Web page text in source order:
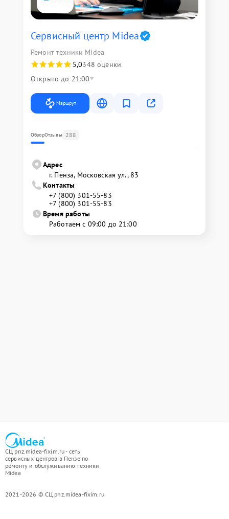
Сервисный центр Midea
Ремонт техники Midea
5,0348 оценки
Открыто до 21:00
Маршрут
ОбзорОтзывы 288
Адрес
г. Пенза, Московская ул., 83
Контакты
+7 (800) 301-55-83
+7 (800) 301-55-83
Время работы
Работаем с 09:00 до 21:00
СЦ pnz.midea-fixim.ru - сеть
сервисных центров в Пензе по
ремонту и обслуживанию техники
Midea
2021-2026 © СЦ pnz.midea-fixim.ru